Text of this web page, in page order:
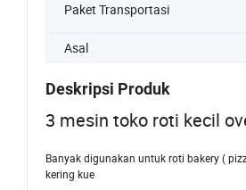
Paket Transportasi
Asal
Deskripsi Produk
3 mesin toko roti kecil
Banyak digunakan untuk roti bakery (
kering kue